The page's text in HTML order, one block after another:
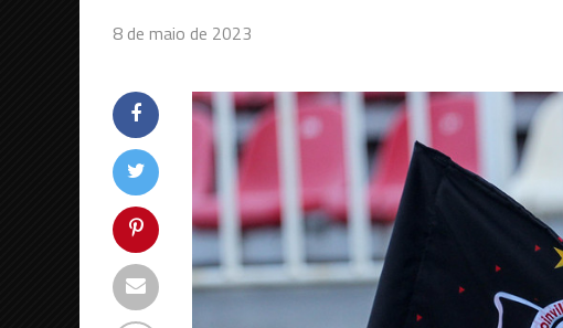
8 de maio de 2023